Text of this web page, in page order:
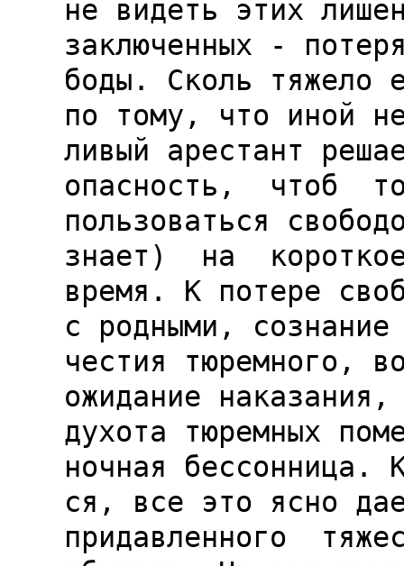
не видеть этих
заключенных -
боды. Сколь тяжело
по тому, что иной
ливый арестант
опасность,  чтоб
пользоваться
знает)  на
время. К потере
с родными,
честия тюремного,
ожидание
духота тюремных
ночная бессонница.
ся, все это ясно
придавленного